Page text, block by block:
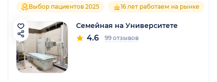
Выбор пациентов 2025 16 лет работаем на рынке
Семейная на Университете
4.6 99 отзывов